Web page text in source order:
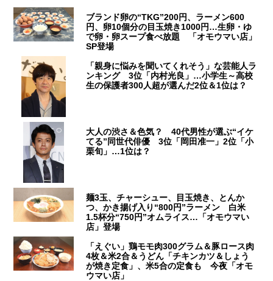
ブランド卵の“TKG”200円、ラーメン600
円、卵10個分の目玉焼き1000円…生卵・ゆ
で卵・卵スープ食べ放題 「オモウマい店」
SP登場
「親身に悩みを聞いてくれそう」な芸能人ラ
ンキング 3位「内村光良」…小学生～高校
生の保護者300人超が選んだ2位＆1位は？
大人の渋さ＆色気？ 40代男性が選ぶ“イケ
てる”同世代俳優 3位「岡田准一」2位「小
栗旬」…1位は？
麺3玉、チャーシュー、目玉焼き、とんか
つ、かき揚げ入り“800円”ラーメン 白米
1.5杯分“750円”オムライス…「オモウマい
店」登場
「えぐい」鶏モモ肉300グラム＆豚ロース肉
4枚＆米2合＆うどん「チキンカツ＆しょう
が焼き定食」、米5合の定食も 今夜「オモ
ウマい店」